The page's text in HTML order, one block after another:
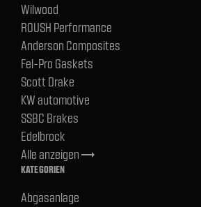
Wilwood
ROUSH Performance
Anderson Composites
Fel-Pro Gaskets
Scott Drake
KW automotive
SSBC Brakes
Edelbrock
Alle anzeigentrending_flat
KATEGORIEN
Abgasanlage